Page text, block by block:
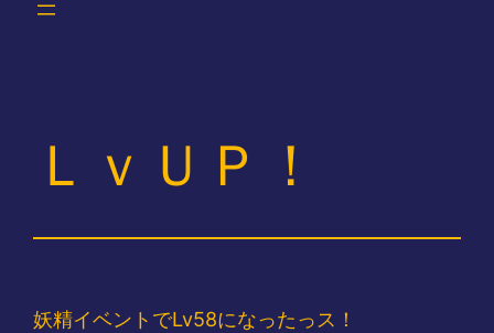
ＬｖＵＰ！
妖精イベントでLv58になったっス！